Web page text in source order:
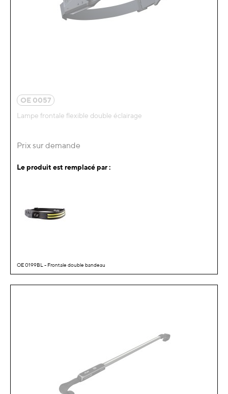
OE 0057
Lampe frontale flexible double éclairage
Prix sur demande
Le produit est remplacé par :
OE 0199BL - Frontale double bandeau